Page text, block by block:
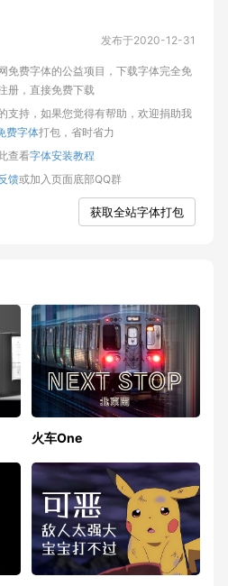
发布于2020-12-31
免费字体的公益项目，下载字体完全免
册，直接免费下载
支持，如果您觉得有帮助，欢迎捐助我
费字体打包，省时省力
查看字体安装教程
馈或加入页面底部QQ群
获取全站字体打包
火车One